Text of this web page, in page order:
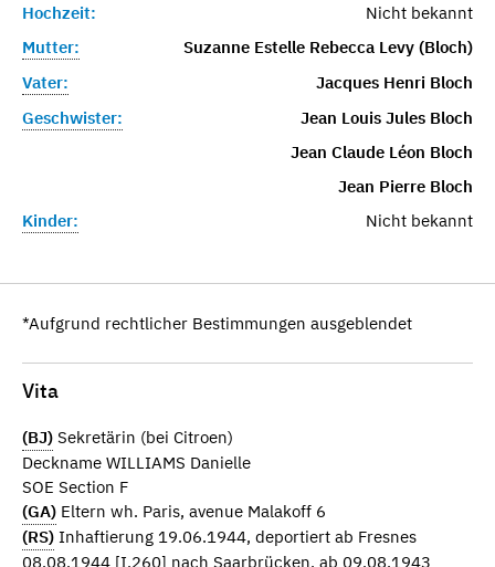
Hochzeit:
Nicht bekannt
Mutter:
Suzanne Estelle Rebecca Levy (Bloch)
Vater:
Jacques Henri Bloch
Geschwister:
Jean Louis Jules Bloch
Jean Claude Léon Bloch
Jean Pierre Bloch
Kinder:
Nicht bekannt
*Aufgrund rechtlicher Bestimmungen ausgeblendet
Vita
(BJ) Sekretärin (bei Citroen)
Deckname WILLIAMS Danielle
SOE Section F
(GA) Eltern wh. Paris, avenue Malakoff 6
(RS) Inhaftierung 19.06.1944, deportiert ab Fresnes
08.08.1944 [I.260] nach Saarbrücken, ab 09.08.1943